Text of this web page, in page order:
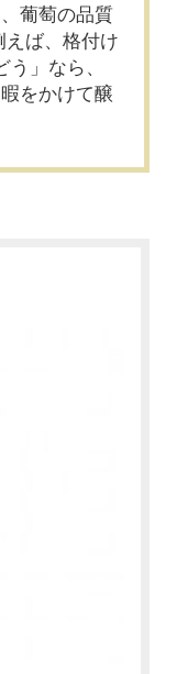
葡萄の品質
えば、格付け
」なら、
をかけて醸